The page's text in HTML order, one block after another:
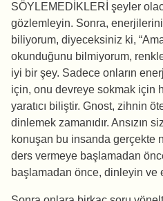
SÖYLEMEDİKLERİ şeyler
gözlemleyin. Sonra,
biliyorum, diyeceksiniz ki,
okunduğunu bilmiyorum,
iyi bir şey. Sadece onların
için, onu devreye sokmak için
yaratıcı biliştir. Gnost, zihnin
dinlemek zamanıdır. Ansızın
konuşan bu insanda gerçekte
ders vermeye başlamadan
başlamadan önce, dinleyin ve